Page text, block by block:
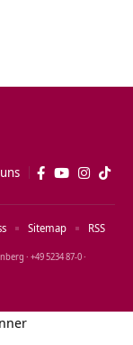
· +49 5234 87‑0 ·
Sitemap RSS